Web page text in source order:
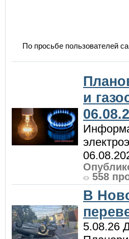
По просьбе пользователей
и
558
В
5.08.26